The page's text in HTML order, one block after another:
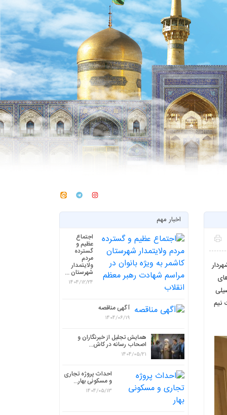
خرداد ۱۴۰۲ 🔹دیدار شهردار
نیم
اخبار مهم
اجتماع
عظیم و
گسترده
مردم
ولایتمدار
شهرستان ...
1404/12/24
آگهی مناقصه
1404/06/19
همایش تجلیل از خبرنگاران و
اصحاب رسانه در کاش...
1404/05/21
احداث پروژه تجاری
و مسکونی بهار...
1404/05/13